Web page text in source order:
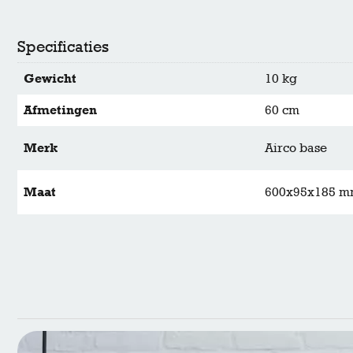
Specificaties
Gewicht 10 kg
Afmetingen 60 cm
Merk Airco base
Maat 600x95x185